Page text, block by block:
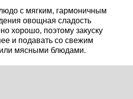
с мягким, гармоничным
овощная сладость
хорошо, поэтому закуску
и подавать со свежим
мясными блюдами.